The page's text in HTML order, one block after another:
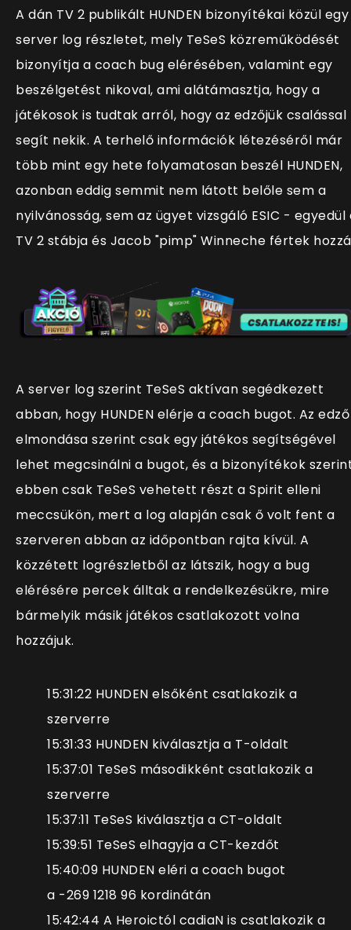
A dán TV 2 publikált HUNDEN bizonyítékai közül egy
server log részletet, mely TeSeS közreműködését
bizonyítja a coach bug elérésében, valamint egy
beszélgetést nikoval, ami alátámasztja, hogy a
játékosok is tudtak arról, hogy az edzőjük csalással
segít nekik. A terhelő információk létezéséről már
több mint egy hete folyamatosan beszél HUNDEN,
azonban eddig semmit nem látott belőle sem a
nyilvánosság, sem az ügyet vizsgáló ESIC - egyedül
TV 2 stábja és Jacob "pimp" Winneche fértek
A server log szerint TeSeS aktívan segédkezett
abban, hogy HUNDEN elérje a coach bugot. Az edző
elmondása szerint csak egy játékos segítségével
lehet megcsinálni a bugot, és a bizonyítékok
ebben csak TeSeS vehetett részt a Spirit elleni
meccsükön, mert a log alapján csak ő volt fent a
szerveren abban az időpontban rajta kívül. A
közzétett logrészletből az látszik, hogy a bug
elérésére percek álltak a rendelkezésükre, mire
bármelyik másik játékos csatlakozott volna
hozzájuk.
15:31:22 HUNDEN elsőként csatlakozik a
szerverre
15:31:33 HUNDEN kiválasztja a T-oldalt
15:37:01 TeSeS másodikként csatlakozik a
szerverre
15:37:11 TeSeS kiválasztja a CT-oldalt
15:39:51 TeSeS elhagyja a CT-kezdőt
15:40:09 HUNDEN eléri a coach bugot
a -269 1218 96 kordinátán
15:42:44 A Heroictól cadiaN is csatlakozik a